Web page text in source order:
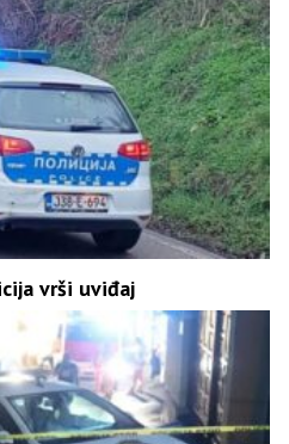
vrši uviđaj